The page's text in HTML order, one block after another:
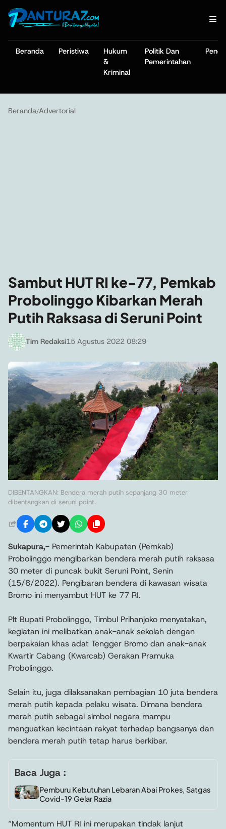
Beranda Peristiwa
Hukum
&
Kriminal
Politik Dan
Pemerintahan
Beranda/Advertorial
Sambut HUT RI ke-77, Pemkab
Probolinggo Kibarkan Merah
Putih Raksasa di Seruni Point
Tim Redaksi15 Agustus 2022 08:29
DIBENTANGKAN: Bendera merah putih sepanjang 30 meter
dibentangkan di seruni point.
Sukapura,- Pemerintah Kabupaten (Pemkab)
Probolinggo mengibarkan bendera merah putih raksasa
30 meter di puncak bukit Seruni Point, Senin
(15/8/2022). Pengibaran bendera di kawasan wisata
Bromo ini menyambut HUT ke 77 RI.
Plt Bupati Probolinggo, Timbul Prihanjoko menyatakan,
kegiatan ini melibatkan anak-anak sekolah dengan
berpakaian khas adat Tengger Bromo dan anak-anak
Kwartir Cabang (Kwarcab) Gerakan Pramuka
Probolinggo.
Selain itu, juga dilaksanakan pembagian 10 juta bendera
merah putih kepada pelaku wisata. Dimana bendera
merah putih sebagai simbol negara mampu
menguatkan kecintaan rakyat terhadap bangsanya dan
bendera merah putih tetap harus berkibar.
Baca Juga :
Pemburu Kebutuhan Lebaran Abai Prokes, Satgas
Covid-19 Gelar Razia
“Momentum HUT RI ini merupakan tindak lanjut